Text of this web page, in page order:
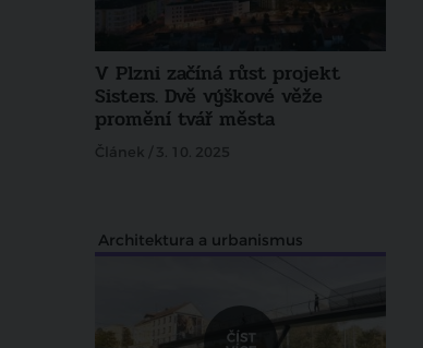
V Plzni začíná růst projekt
Sisters. Dvě výškové věže
promění tvář města
Článek / 3. 10. 2025
Architektura a urbanismus